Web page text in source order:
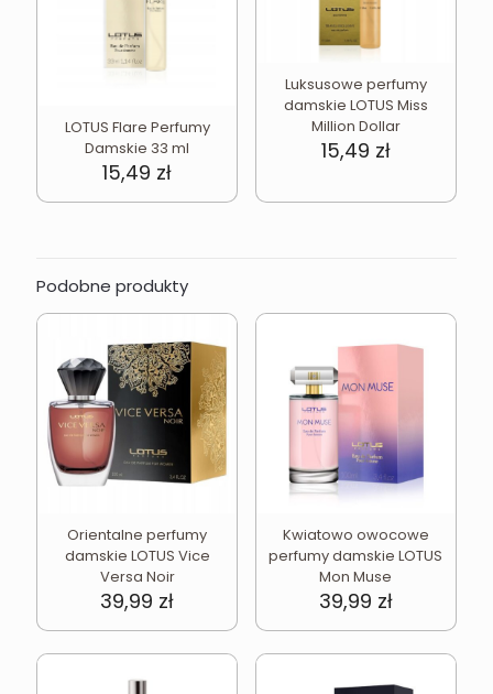
LOTUS Flare Perfumy
Damskie 33 ml
15,49 zł
Luksusowe perfumy
damskie LOTUS Miss
Million Dollar
15,49 zł
Podobne produkty
Orientalne perfumy
damskie LOTUS Vice
Versa Noir
39,99 zł
Kwiatowo owocowe
perfumy damskie LOTUS
Mon Muse
39,99 zł